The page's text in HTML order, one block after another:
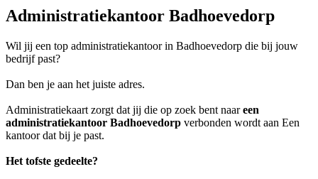
Administratiekantoor Badhoevedorp
Wil jij een top administratiekantoor in Badhoevedorp die bij jouw
bedrijf past?
Dan ben je aan het juiste adres.
Administratiekaart zorgt dat jij die op zoek bent naareen
administratiekantoor Badhoevedorp verbonden wordt aan Een
kantoor dat bij je past.
Het tofste gedeelte?